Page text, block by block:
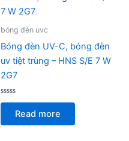
bóng đèn uvc
Bóng đèn UV-C, bóng đèn
uv tiệt trùng – HNS S/E 7 W
2G7
Rated
of
Read more